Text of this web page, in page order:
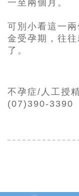
一至兩個月。
可別小看這一
金受孕期，往
了。
不孕症/人工授
(07)390-3390